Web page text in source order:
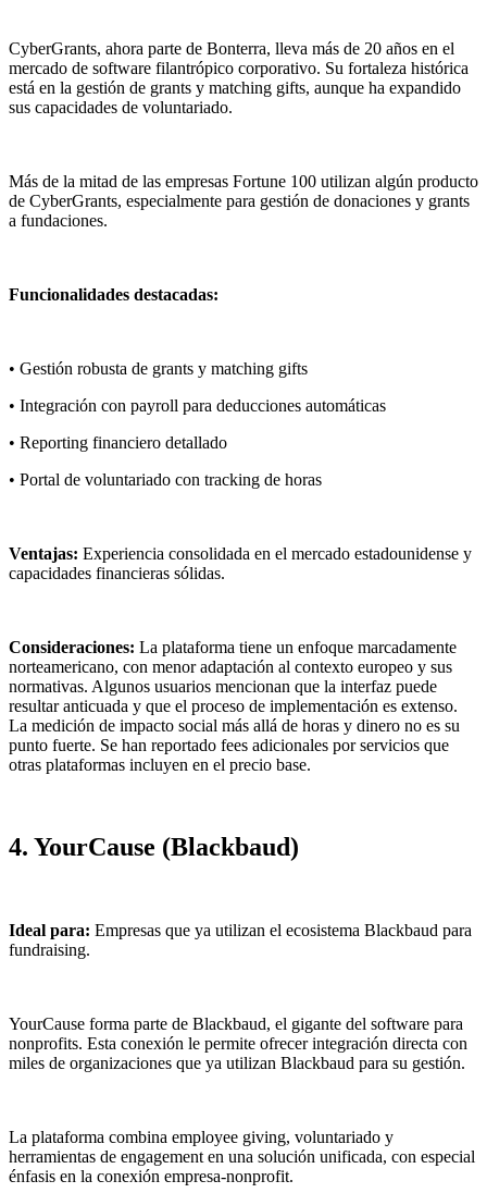
CyberGrants, ahora parte de Bonterra, lleva más de 20 años en el
mercado de software filantrópico corporativo. Su fortaleza histórica
está en la gestión de grants y matching gifts, aunque ha expandido
sus capacidades de voluntariado.
Más de la mitad de las empresas Fortune 100 utilizan algún producto
de CyberGrants, especialmente para gestión de donaciones y grants
a fundaciones.
Funcionalidades destacadas:
• Gestión robusta de grants y matching gifts
• Integración con payroll para deducciones automáticas
• Reporting financiero detallado
• Portal de voluntariado con tracking de horas
Ventajas: Experiencia consolidada en el mercado estadounidense y
capacidades financieras sólidas.
Consideraciones: La plataforma tiene un enfoque marcadamente
norteamericano, con menor adaptación al contexto europeo y sus
normativas. Algunos usuarios mencionan que la interfaz puede
resultar anticuada y que el proceso de implementación es extenso.
La medición de impacto social más allá de horas y dinero no es su
punto fuerte. Se han reportado fees adicionales por servicios que
otras plataformas incluyen en el precio base.
4. YourCause (Blackbaud)
Ideal para: Empresas que ya utilizan el ecosistema Blackbaud para
fundraising.
YourCause forma parte de Blackbaud, el gigante del software para
nonprofits. Esta conexión le permite ofrecer integración directa con
miles de organizaciones que ya utilizan Blackbaud para su gestión.
La plataforma combina employee giving, voluntariado y
herramientas de engagement en una solución unificada, con especial
énfasis en la conexión empresa-nonprofit.